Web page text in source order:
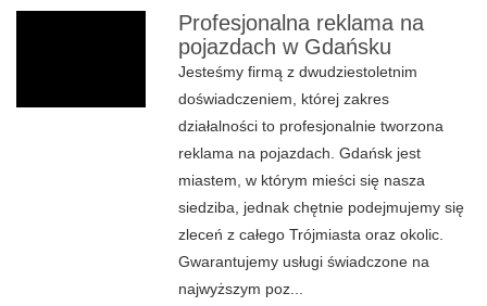
Profesjonalna reklama na
pojazdach w Gdańsku
Jesteśmy firmą z dwudziestoletnim
doświadczeniem, której zakres
działalności to profesjonalnie tworzona
reklama na pojazdach. Gdańsk jest
miastem, w którym mieści się nasza
siedziba, jednak chętnie podejmujemy się
zleceń z całego Trójmiasta oraz okolic.
Gwarantujemy usługi świadczone na
najwyższym poz...